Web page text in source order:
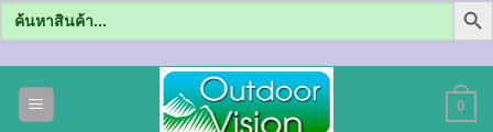
Search
for:
0